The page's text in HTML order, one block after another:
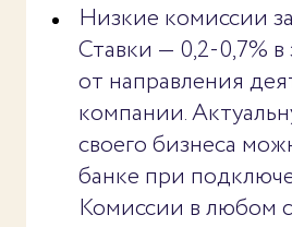
Низкие комиссии
Ставки — 0,2-0,7% в
от направления
компании.
своего бизнеса
банке при
Комиссии в любом